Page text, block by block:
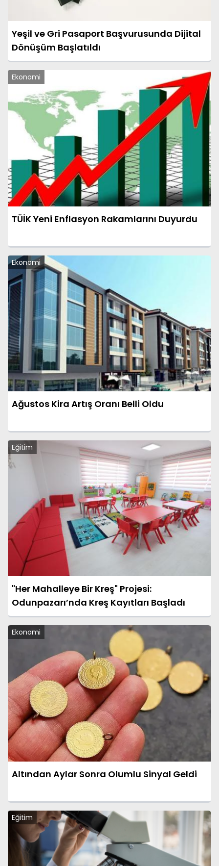
Yeşil ve Gri Pasaport Başvurusunda Dijital
Dönüşüm Başlatıldı
Ekonomi
TÜİK Yeni Enflasyon Rakamlarını Duyurdu
Ekonomi
Ağustos Kira Artış Oranı Belli Oldu
Eğitim
"Her Mahalleye Bir Kreş" Projesi:
Odunpazarı’nda Kreş Kayıtları Başladı
Ekonomi
Altından Aylar Sonra Olumlu Sinyal Geldi
Eğitim